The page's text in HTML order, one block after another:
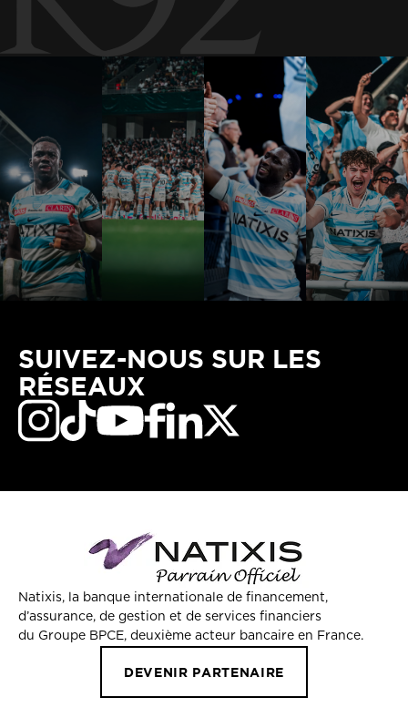
SUIVEZ-NOUS SUR LES
RÉSEAUX
Natixis, la banque internationale de financement,
d’assurance, de gestion et de services financiers
du Groupe BPCE, deuxième acteur bancaire en France.
DEVENIR PARTENAIRE